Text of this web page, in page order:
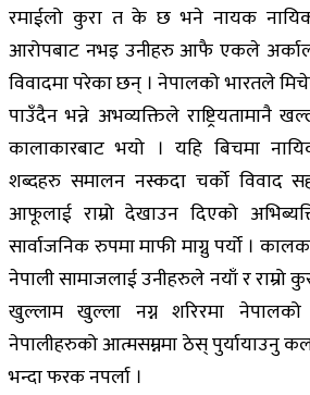
रमाईलो कुरा त के छ भने नायक
आरोपबाट नभइ उनीहरु आफै एकले
विवादमा परेका छन् । नेपालको भारतले
पाउँदैन भन्ने अभव्यक्तिले राष्ट्रियतामानै
कालाकारबाट भयो । यहि बिचमा
शब्दहरु समालन नस्कदा चर्को विवाद
आफूलाई राम्रो देखाउन दिएको
सार्वाजनिक रुपमा माफी माग्नु पर्यो ।
नेपाली सामाजलाई उनीहरुले नयाँ र राम्रो
खुल्लाम खुल्ला नग्न शरिरमा नेपालको
नेपालीहरुको आत्मसम्नमा ठेस् पुर्यायाउनु
भन्दा फरक नपर्ला ।